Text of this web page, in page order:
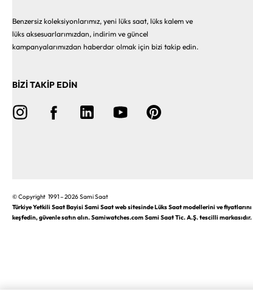
Benzersiz koleksiyonlarımız, yeni lüks saat, lüks kalem ve
lüks aksesuarlarımızdan, indirim ve güncel
kampanyalarımızdan haberdar olmak için bizi takip edin.
BİZİ TAKİP EDİN
© Copyright 1991 – 2026 Sami Saat
Türkiye Yetkili Saat Bayisi Sami Saat web sitesinde Lüks Saat modellerini ve fiyatlarını
keşfedin, güvenle satın alın. Samiwatches.com Sami Saat Tic. A.Ş. tescilli markasıdır.